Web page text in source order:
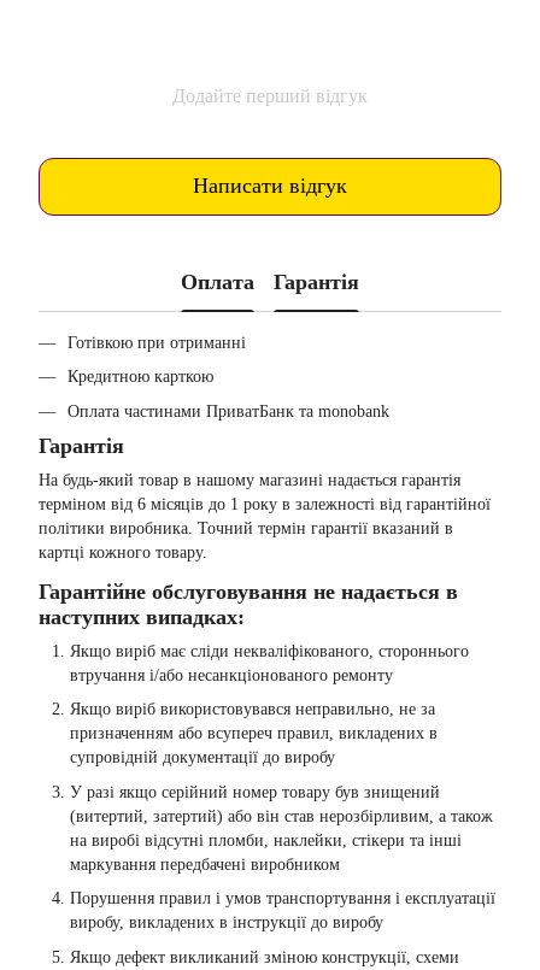
Додайте перший відгук
Написати відгук
Оплата Гарантія
Готівкою при отриманні
Кредитною карткою
Оплата частинами ПриватБанк та monobank
Гарантія
На будь-який товар в нашому магазині надається гарантія
терміном від 6 місяців до 1 року в залежності від гарантійної
політики виробника. Точний термін гарантії вказаний в
картці кожного товару.
Гарантійне обслуговування не надається в
наступних випадках:
Якщо виріб має сліди некваліфікованого, стороннього
втручання і/або несанкціонованого ремонту
Якщо виріб використовувався неправильно, не за
призначенням або всупереч правил, викладених в
супровідній документації до виробу
У разі якщо серійний номер товару був знищений
(витертий, затертий) або він став нерозбірливим, а також
на виробі відсутні пломби, наклейки, стікери та інші
маркування передбачені виробником
Порушення правил і умов транспортування і експлуатації
виробу, викладених в інструкції до виробу
Якщо дефект викликаний зміною конструкції, схеми